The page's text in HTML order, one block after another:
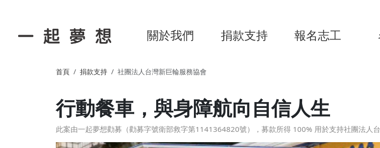
關於我們 捐款支持 報名志工
首頁 捐款支持 社團法人台灣新巨輪服務協會
行動餐車，與身障航向自信人生
此案由一起夢想勸募（勸募字號衛部救字第1141364820號），募款所得 100% 用於支持社團法人